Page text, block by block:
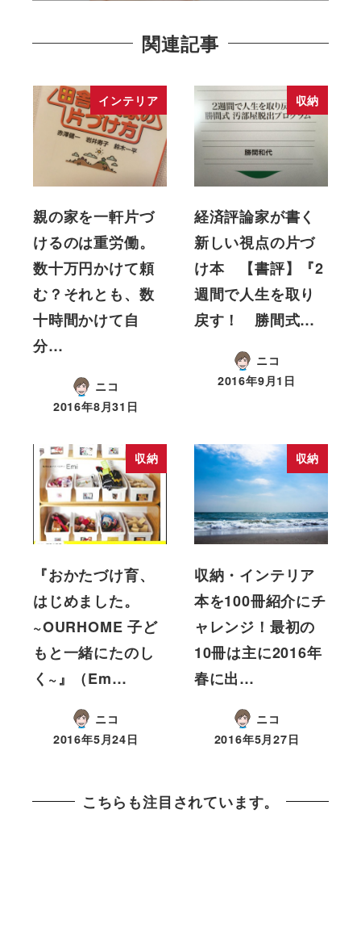
関連記事
インテリア
親の家を一軒片づ
けるのは重労働。
数十万円かけて頼
む？それとも、数
十時間かけて自
分…
ニコ
2016年8月31日
収納
経済評論家が書く
新しい視点の片づ
け本 【書評】『2
週間で人生を取り
戻す！ 勝間式…
ニコ
2016年9月1日
収納
『おかたづけ育、
はじめました。
~OURHOME 子ど
もと一緒にたのし
く~』（Em…
ニコ
2016年5月24日
収納
収納・インテリア
本を100冊紹介にチ
ャレンジ！最初の
10冊は主に2016年
春に出…
ニコ
2016年5月27日
こちらも注目されています。